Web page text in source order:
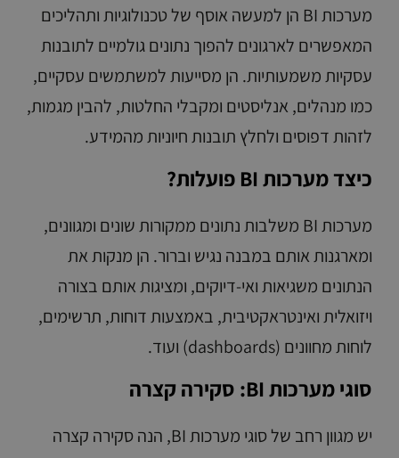
מערכות BI הן למעשה אוסף של טכנולוגיות ותהליכים
המאפשרים לארגונים להפוך נתונים גולמיים לתובנות
עסקיות משמעותיות. הן מסייעות למשתמשים עסקיים,
כמו מנהלים, אנליסטים ומקבלי החלטות, להבין מגמות,
לזהות דפוסים ולחלץ תובנות חיוניות מהמידע.
כיצד מערכות BI פועלות?
מערכות BI משלבות נתונים ממקורות שונים ומגוונים,
ומארגנות אותם במבנה נגיש וברור. הן מנקות את
הנתונים משגיאות ואי-דיוקים, ומציגות אותם בצורה
ויזואלית ואינטראקטיבית, באמצעות דוחות, תרשימים,
לוחות מחוונים (dashboards) ועוד.
סוגי מערכות BI: סקירה קצרה
יש מגוון רחב של סוגי מערכות BI, הנה סקירה קצרה